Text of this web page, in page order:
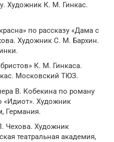
Художник К. М. Гинкас.
по рассказу «Дама с
Художник С. М. Бархин.
К. М. Гинкаса.
Московский ТЮЗ.
В. Кобекина по роману
«Идиот». Художник
Германия.
Чехова. Художник
театральная академия,